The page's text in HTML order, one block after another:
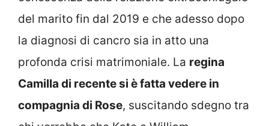
del marito fin dal 2019 e che adesso dopo
la diagnosi di cancro sia in atto una
profonda crisi matrimoniale. La regina
Camilla di recente si è fatta vedere in
compagnia di Rose, suscitando sdegno tra